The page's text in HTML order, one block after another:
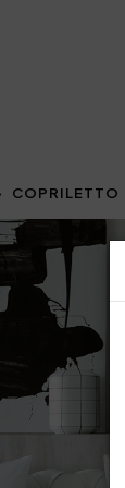
COPRILETTO